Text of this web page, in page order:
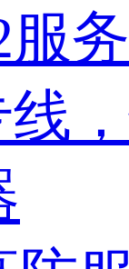
服
线